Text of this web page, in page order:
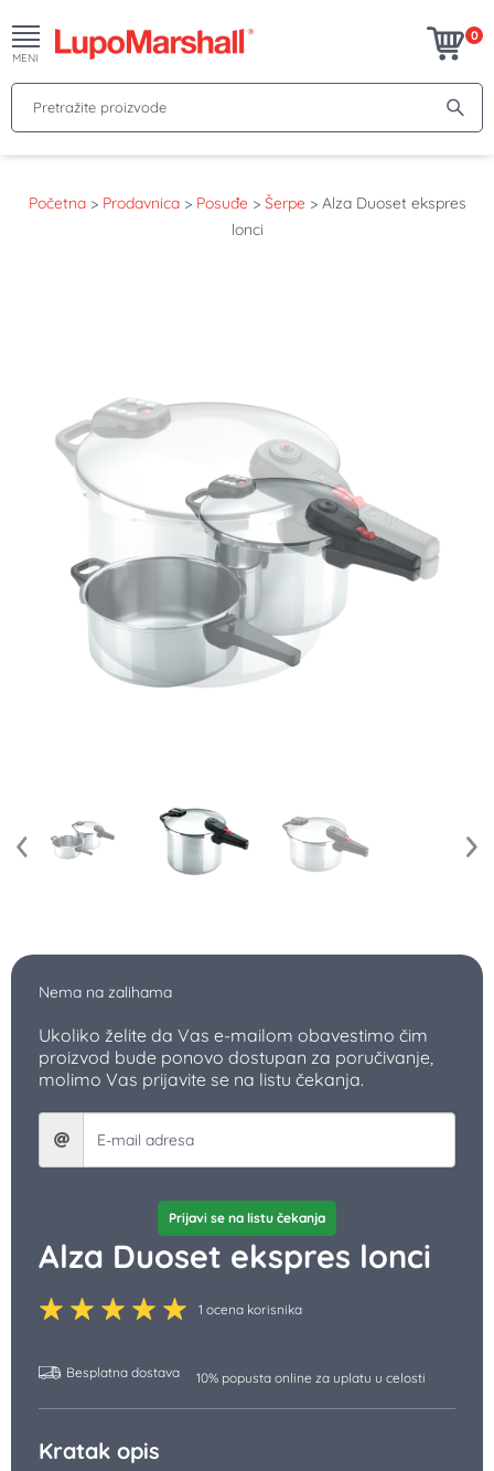
MENI
0
Pretražite proizvode
Početna > Prodavnica > Posuđe > Šerpe > Alza Duoset ekspres
lonci
Alza Duoset ekspres lonci
Besplatna dostava 10% popusta online za uplatu u celosti
1 ocena korisnika
Kratak opis
Nema na zalihama
Ukoliko želite da Vas e-mailom obavestimo čim
proizvod bude ponovo dostupan za poručivanje,
molimo Vas prijavite se na listu čekanja.
Prijavi se na listu čekanja